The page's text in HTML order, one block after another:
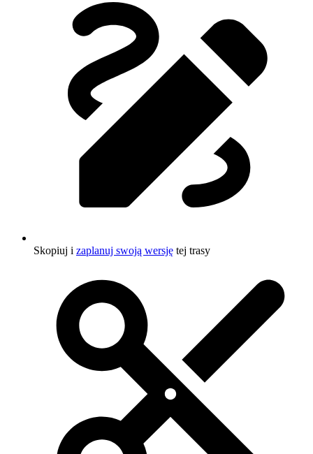
Skopiuj i zaplanuj swoją wersję tej trasy